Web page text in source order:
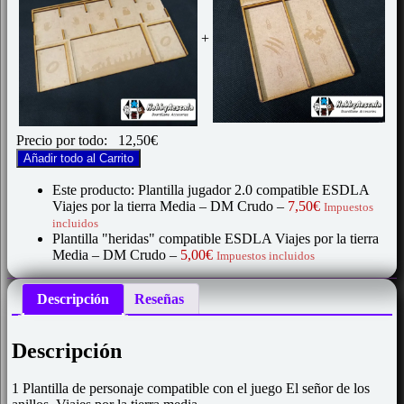
+
Precio por todo: 12,50€
Añadir todo al Carrito
Este producto: Plantilla jugador 2.0 compatible ESDLA
Viajes por la tierra Media – DM Crudo – 7,50€ Impuestos
incluidos
Plantilla "heridas" compatible ESDLA Viajes por la tierra
Media – DM Crudo – 5,00€ Impuestos incluidos
Descripción Reseñas
Descripción
1 Plantilla de personaje compatible con el juego El señor de los